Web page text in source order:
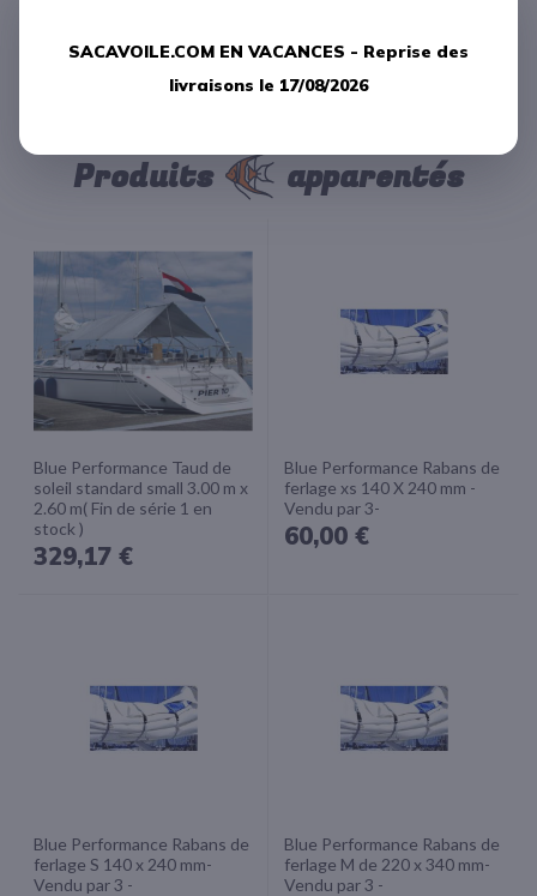
LAISSER UN COMMENTAIRE
Produits apparentés
Blue Performance Taud de
soleil standard small 3.00 m x
2.60 m( Fin de série 1 en
stock )
329,17 €
Blue Performance Rabans de
ferlage xs 140 X 240 mm -
Vendu par 3-
60,00 €
Blue Performance Rabans de
ferlage S 140 x 240 mm-
Vendu par 3 -
Blue Performance Rabans de
ferlage M de 220 x 340 mm-
Vendu par 3 -
SACAVOILE.COM EN VACANCES - Reprise des
livraisons le 17/08/2026